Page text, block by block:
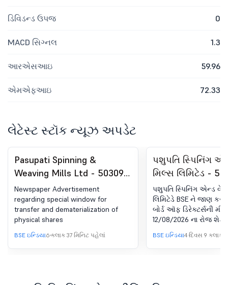
ડિવિડન્ડ ઉપજ 0
MACD સિગ્નલ 1.3
આરએસઆઇ 59.96
એમએફઆઇ 72.33
લેટેસ્ટ સ્ટૉક ન્યૂઝ અપડેટ
Pasupati Spinning &
Weaving Mills Ltd - 503092
- Announcement under
Regulation 30 (LODR)-
Newspaper Publication
Newspaper Advertisement
regarding special window for
transfer and dematerialization of
physical shares
BSE ઇન્ડિયા6 કલાક 37 મિનિટ પહેલાં
પશુપતિ સ્પિનિંગ
મિલ્સ લિમિટેડ -
12/08/2026 માટે
સૂચના
પશુપતિ સ્પિનિંગ એન્ડ
લિમિટેડે BSE ને જાણ
બોર્ડ ઑફ ડિરેક્ટર્સની
12/08/2026 ના રોજ
આવી છે, અન્ય બાબતોની
ધ્યાનમાં લેવા અને મંજૂરી
વૈધાનિક ઑડિટરના લિમિટેડ
BSE ઇન્ડિયા4 દિવસ 9 કલાક